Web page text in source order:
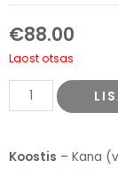
€88.00
Laost otsas
Koostis – Kana